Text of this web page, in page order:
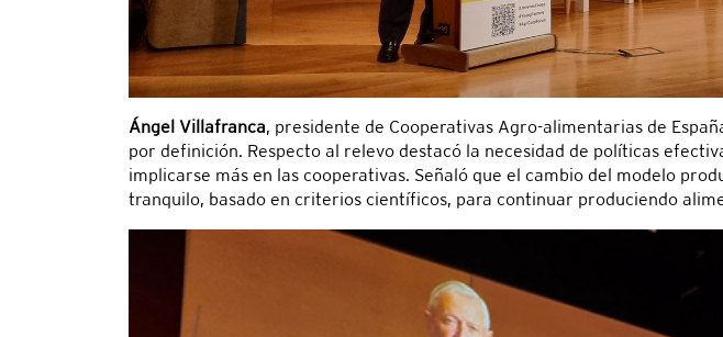
Ángel Villafranca, presidente de Cooperativas Agro-alimentarias de
por definición. Respecto al relevo destacó la necesidad de políticas
implicarse más en las cooperativas. Señaló que el cambio del modelo
tranquilo, basado en criterios científicos, para continuar produciendo